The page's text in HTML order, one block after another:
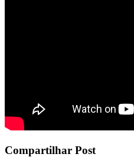
Compartilhar Post